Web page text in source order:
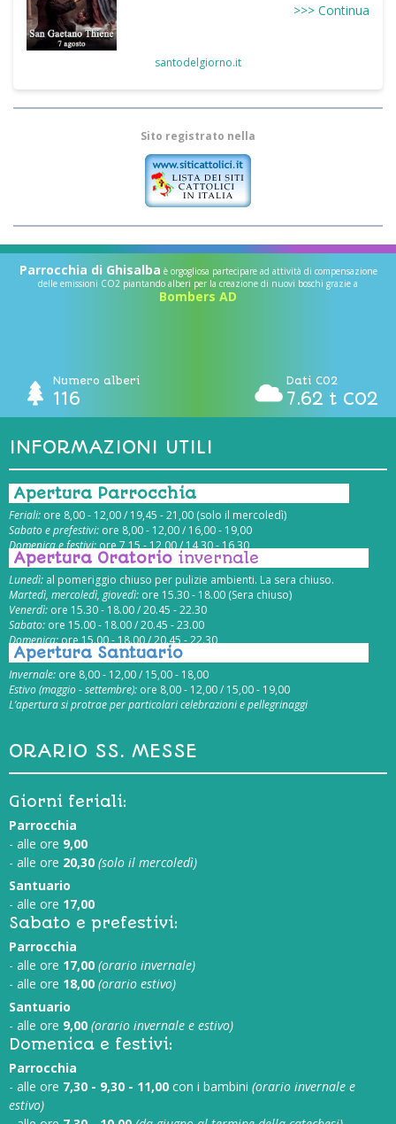
>>> Continua
santodelgiorno.it
Sito registrato nella
Parrocchia di Ghisalba è orgogliosa partecipare ad attività di compensazione
delle emissioni CO2 piantando alberi per la creazione di nuovi boschi grazie a
Bombers AD
Numero alberi
116
Dati CO2
7.62 t CO2
INFORMAZIONI UTILI
Apertura Parrocchia
Feriali: ore 8,00 - 12,00 / 19,45 - 21,00 (solo il mercoledì)
Sabato e prefestivi: ore 8,00 - 12,00 / 16,00 - 19,00
Domenica e festivi:ore 7,15 - 12,00 / 14,30 - 16,30
Apertura Oratorio invernale
Lunedì: al pomeriggio chiuso per pulizie ambienti. La sera chiuso.
Martedì, mercoledì, giovedì: ore 15.30 - 18.00 (Sera chiuso)
Venerdì: ore 15.30 - 18.00 / 20.45 - 22.30
Sabato: ore 15.00 - 18.00 / 20.45 - 23.00
Domenica:ore 15.00 - 18.00 / 20.45 - 22.30
Apertura Santuario
Invernale: ore 8,00 - 12,00 / 15,00 - 18,00
Estivo (maggio - settembre): ore 8,00 - 12,00 / 15,00 - 19,00
L’apertura si protrae per particolari celebrazioni e pellegrinaggi
ORARIO SS. MESSE
Giorni feriali:
Parrocchia
- alle ore 9,00
- alle ore 20,30 (solo il mercoledì)
Santuario
- alle ore 17,00
Sabato e prefestivi:
Parrocchia
- alle ore 17,00 (orario invernale)
- alle ore 18,00 (orario estivo)
Santuario
- alle ore 9,00 (orario invernale e estivo)
Domenica e festivi:
Parrocchia
- alle ore 7,30 - 9,30 - 11,00 con i bambini (orario invernale e
estivo)